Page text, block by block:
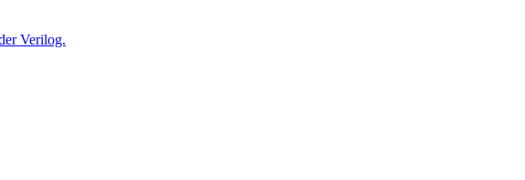
Verilog.